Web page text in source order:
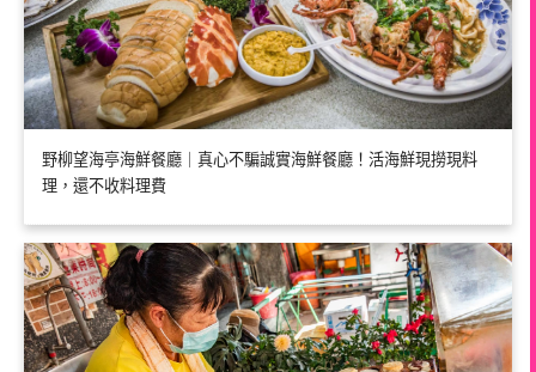
野柳望海亭海鮮餐廳｜真心不騙誠實海鮮餐廳！活海鮮現撈現料
理，還不收料理費